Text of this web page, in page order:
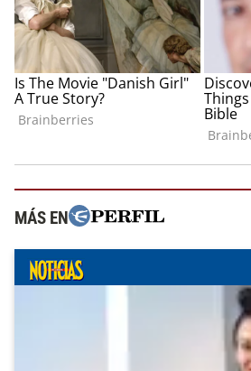
MÁS EN